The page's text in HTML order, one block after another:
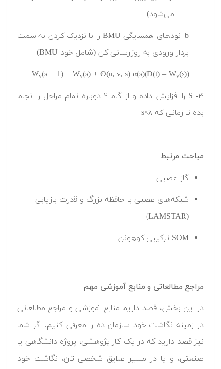
می‌شود)
b. نودهای همسایگی BMU را با نزدیک‌ کردن به سمت
بردار ورودی به روزرسانی کن (شامل خود BMU)
Wv(s + 1) = Wv(s) + Θ(u, v, s) α(s)(D(t) – Wv(s))
۳- S را افزایش داده و از گام ۲ دوباره تمام مراحل را انجام
بده تا زمانی که s<λ
مباحث مرتبط
گاز عصبی
شبکه‌های عصبی با حافظه بزرگ و قدرت بازیابی
(LAMSTAR)
SOM ترکیبی کوهونن
مراجع مطالعاتی و منابع آموزشی مهم
در این بخش، قصد داریم منابع آموزشی و مراجع مطالعاتی
در زمینه نگاشت خود سازمان ده را معرفی کنیم. اگر شما
نیز قصد دارید که در یک کار پژوهشی، پروژه دانشگاهی یا
صنعتی، و یا در مسیر علایق شخصی تان، نگاشت خود